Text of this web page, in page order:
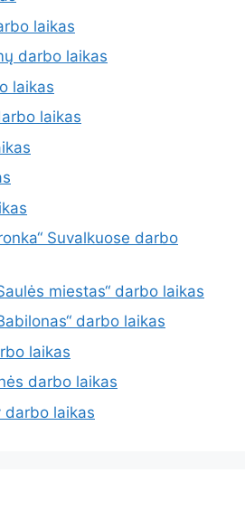
laikas
darbo laikas
laikas
laikas
Suvalkuose darbo
miestas“ darbo laikas
darbo laikas
laikas
darbo laikas
darbo laikas